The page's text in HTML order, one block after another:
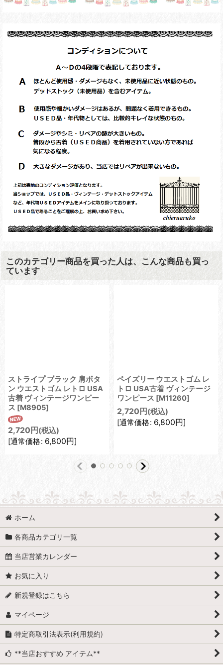
このカテゴリー商品を買った人は、こんな商品も買っ
ています
ストライプ ブラック 肩ボタ
ン ウエストゴム レトロ USA
古着 ヴィンテージワンピー
ス [M8905]
2,720 円 (税込)
[通常価格: 6,800円]
ペイズリー ウエストゴム レ
トロ USA古着 ヴィンテージ
ワンピース [M11260]
2,720 円 (税込)
[通常価格: 6,800円]
ホーム
各商品カテゴリ一覧
当店営業カレンダー
お気に入り
新規登録はこちら
マイページ
特定商取引法表示(利用規約)
**当店おすすめ アイテム**